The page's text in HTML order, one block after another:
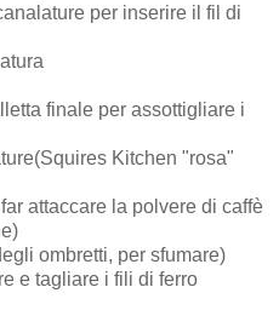
per inserire il fil di
finale per assottigliare i
Kitchen "rosa"
attaccare la polvere di caffè
ombretti, per sfumare)
e tagliare i fili di ferro